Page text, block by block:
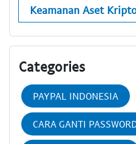
Keamanan Aset
Categories
PAYPAL INDONESIA
CARA GANTI